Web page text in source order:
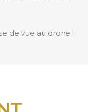
de vue au drone !